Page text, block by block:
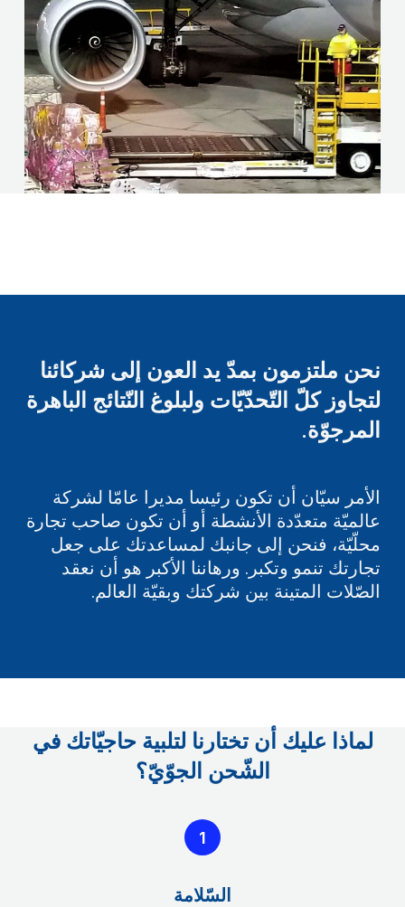
نحن ملتزمون بمدّ يد العون إلى شركائنا
لتجاوز كلّ التّحدّيّات ولبلوغ النّتائج الباهرة
المرجوّة.
الأمر سيّان أن تكون رئيسا مديرا عامّا لشركة
عالميّة متعدّدة الأنشطة أو أن تكون صاحب تجارة
محلّيّة، فنحن إلى جانبك لمساعدتك على جعل
تجارتك تنمو وتكبر. ورهاننا الأكبر هو أن نعقد
الصّلات المتينة بين شركتك وبقيّة العالم.
لماذا عليك أن تختارنا لتلبية حاجيّاتك في
الشّحن الجوّيّ؟
1
السّلامة